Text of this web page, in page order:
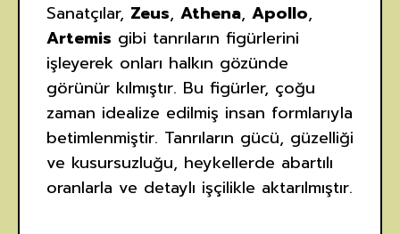
Sanatçılar, Zeus, Athena, Apollo,
Artemis gibi tanrıların figürlerini
işleyerek onları halkın gözünde
görünür kılmıştır. Bu figürler, çoğu
zaman idealize edilmiş insan formlarıyla
betimlenmiştir. Tanrıların gücü, güzelliği
ve kusursuzluğu, heykellerde abartılı
oranlarla ve detaylı işçilikle aktarılmıştır.